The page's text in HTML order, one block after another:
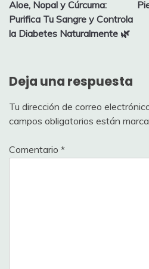
entradas
Aloe, Nopal y Cúrcuma:
Purifica Tu Sangre y Controla
la Diabetes Naturalmente 🌿
Deja una respuesta
Tu dirección de correo
campos obligatorios están
Comentario *